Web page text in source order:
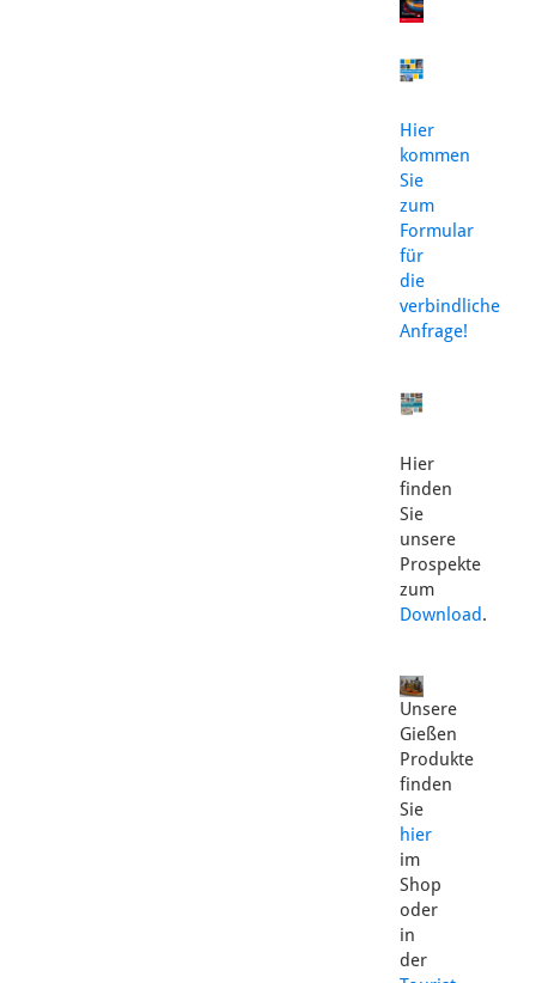
Hier
kommen
Sie
zum
Formular
für
die
verbindliche
Anfrage!
Hier
finden
Sie
unsere
Prospekte
zum
Download.
Unsere
Gießen
Produkte
finden
Sie
hier
im
Shop
oder
in
der